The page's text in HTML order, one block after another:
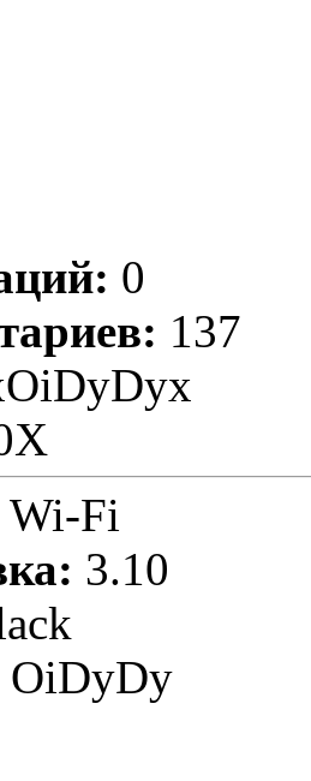
0
137
Wi-Fi
3.10
OiDyDy